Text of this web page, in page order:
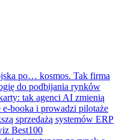
po… kosmos. Tak firma
do podbijania rynków
tak agenci AI zmienią
e-booka i prowadzi pilotaże
sprzedażą systemów ERP
Best100